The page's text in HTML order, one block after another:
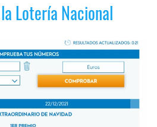
Lotería Nacional